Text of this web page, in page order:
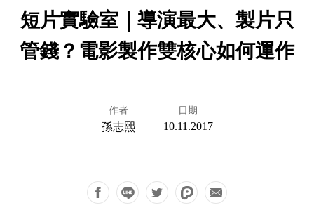
短片實驗室｜導演最大、製片只
管錢？電影製作雙核心如何運作
作者
孫志熙
日期
10.11.2017